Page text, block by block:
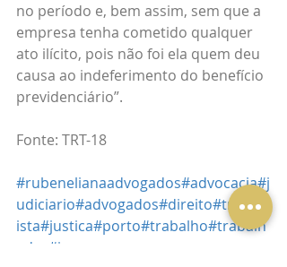
no período e, bem assim, sem que a
empresa tenha cometido qualquer
ato ilícito, pois não foi ela quem deu
causa ao indeferimento do benefício
previdenciário”.
Fonte: TRT-18
#rubenelianaadvogados#advocacia#j
udiciario#advogados#direito#trabalh
ista#justica#porto#trabalho#trabalh
ador
#jus